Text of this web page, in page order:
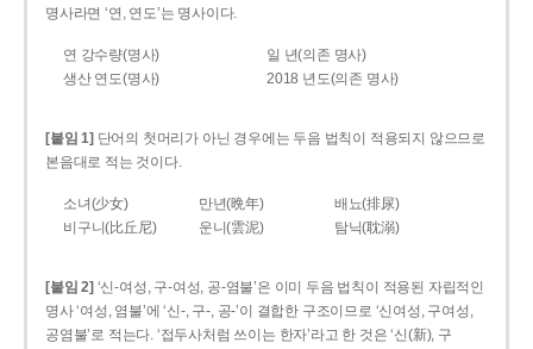
명사라면 ‘연, 연도’는 명사이다.
연 강수량(명사)
일 년(의존 명사)
생산 연도(명사)
2018 년도(의존 명사)
[붙임 1] 단어의 첫머리가 아닌 경우에는 두음 법칙이 적용되지 않으므로
본음대로 적는 것이다.
소녀(少女) 만년(晩年)
배뇨(排尿)
비구니(比丘尼)
운니(雲泥) 탐닉(耽溺)
[붙임 2] ‘신-여성, 구-여성, 공-염불’은 이미 두음 법칙이 적용된 자립적인
명사 ‘여성, 염불’에 ‘신-, 구-, 공-’이 결합한 구조이므로 ‘신여성, 구여성,
공염불’로 적는다. ‘접두사처럼 쓰이는 한자’라고 한 것은 ‘신(新), 구